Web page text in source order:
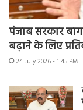
पंजाब सरकार
बढ़ाने के लिए
24 July 2026 - 1:45 PM